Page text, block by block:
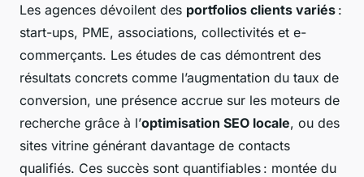
Les agences dévoilent des portfolios clients variés :
start-ups, PME, associations, collectivités et e-
commerçants. Les études de cas démontrent des
résultats concrets comme l’augmentation du taux de
conversion, une présence accrue sur les moteurs de
recherche grâce à l’optimisation SEO locale, ou des
sites vitrine générant davantage de contacts
qualifiés. Ces succès sont quantifiables : montée du